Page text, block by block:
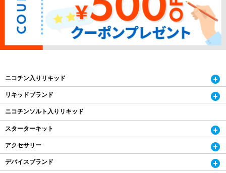
ニコチン入りリキッド
リキッドブランド
ニコチンソルト入りリキッド
スターターキット
アクセサリー
デバイスブランド